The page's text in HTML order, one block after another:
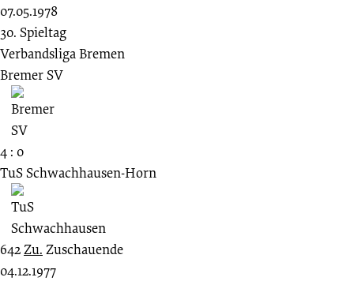
07.05.1978
30. Spieltag
Verbandsliga Bremen
Bremer SV
4 : 0
TuS Schwachhausen-Horn
642Zu. Zuschauende
04.12.1977